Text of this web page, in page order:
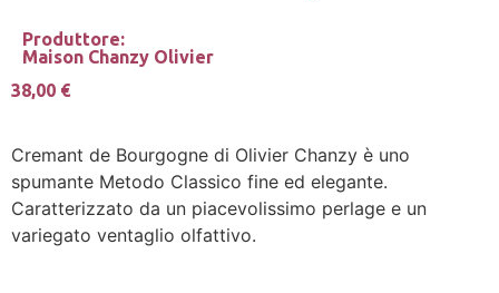
Produttore:
Maison Chanzy Olivier
38,00 €
Cremant de Bourgogne di Olivier Chanzy è uno
spumante Metodo Classico fine ed elegante.
Caratterizzato da un piacevolissimo perlage e un
variegato ventaglio olfattivo.